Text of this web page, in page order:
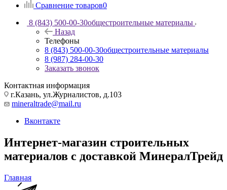
Сравнение товаров0
8 (843) 500-00-30общестроительные материалы
Назад
Телефоны
8 (843) 500-00-30общестроительные материалы
8 (987) 284-00-30
Заказать звонок
Контактная информация
г.Казань, ул.Журналистов, д.103
mineraltrade@mail.ru
Вконтакте
Интернет-магазин строительных
материалов с доставкой МинералТрейд
Главная